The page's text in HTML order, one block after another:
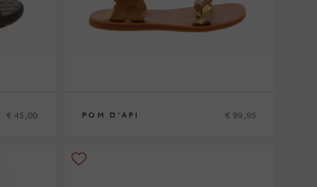
€ 45,00 POM D'API € 99,95